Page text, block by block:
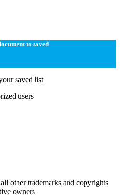
to saved
saved list
users
other trademarks and copyrights
owners